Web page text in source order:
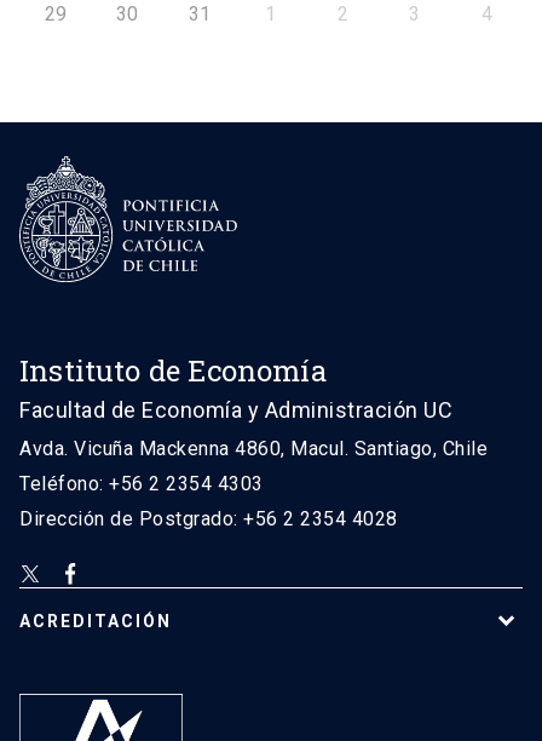
29 30 31 1 2 3 4
Instituto de Economía
Facultad de Economía y Administración UC
Avda. Vicuña Mackenna 4860, Macul. Santiago, Chile
Teléfono: +56 2 2354 4303
Dirección de Postgrado: +56 2 2354 4028
ACREDITACIÓN